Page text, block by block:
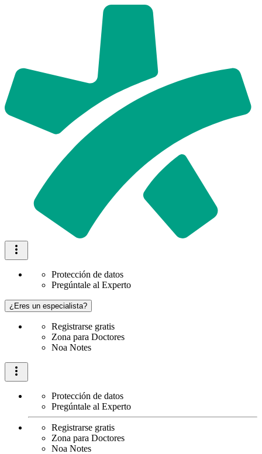
Protección de datos
Pregúntale al Experto
¿Eres un especialista?
Registrarse gratis
Zona para Doctores
Noa Notes
Protección de datos
Pregúntale al Experto
Registrarse gratis
Zona para Doctores
Noa Notes